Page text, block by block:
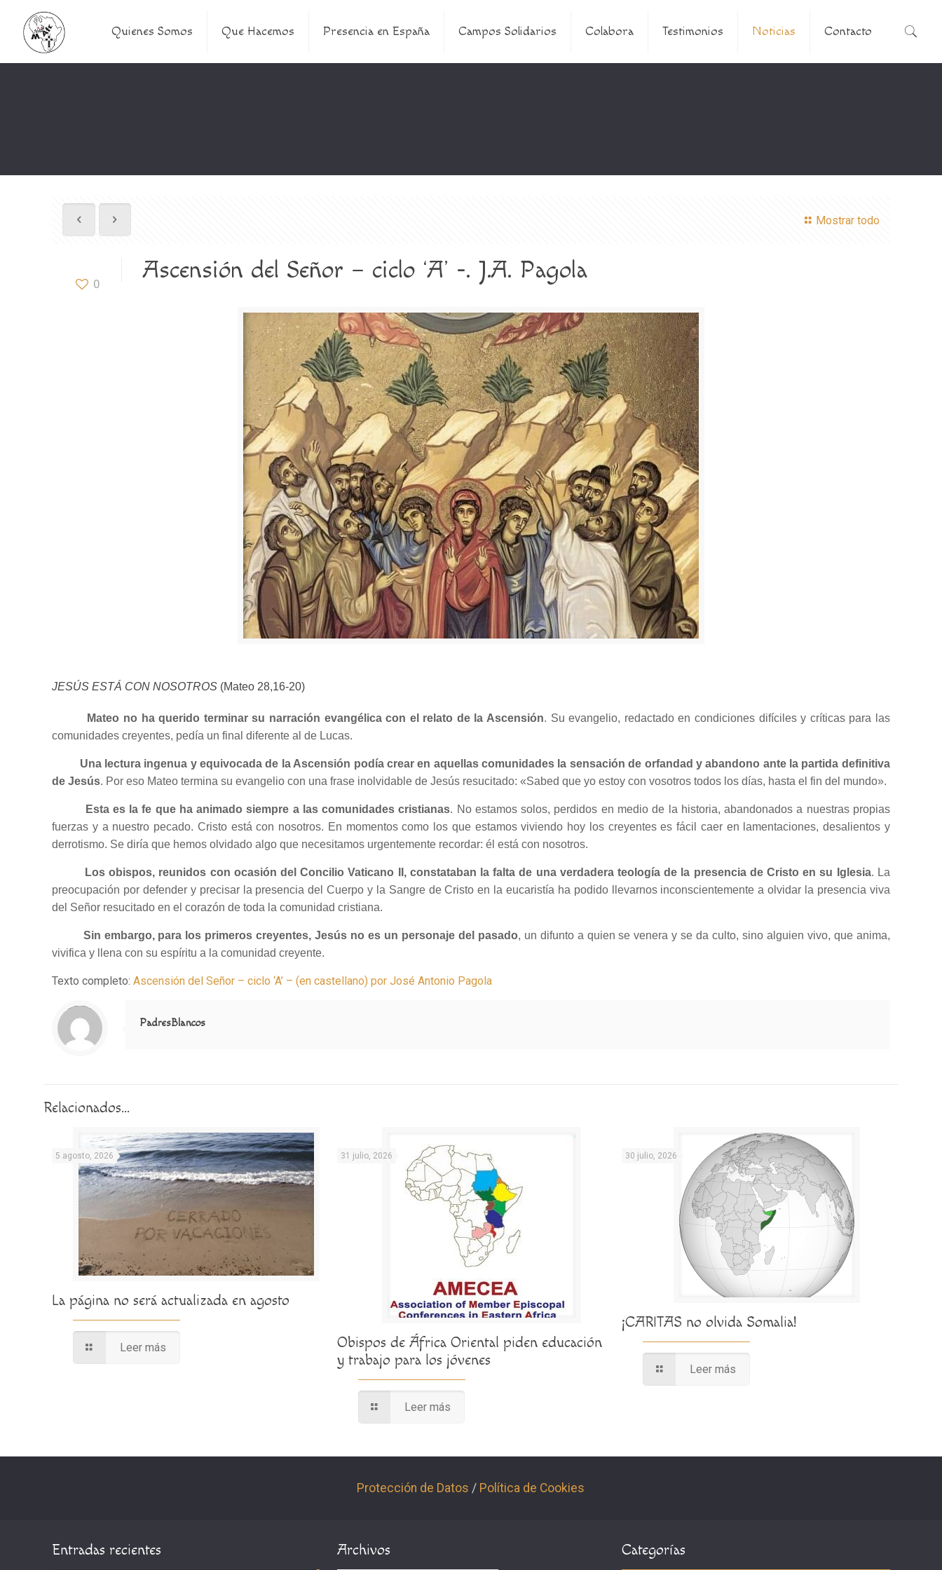
Quienes Somos Que Hacemos Presencia en España Campos Solidarios Colabora Testimonios Noticias Contacto
Mostrar todo
0 Ascensión del Señor – ciclo ‘A’ -. J.A. Pagola
JESÚS ESTÁ CON NOSOTROS (Mateo 28,16-20)
Mateo no ha querido terminar su narración evangélica con el relato de la Ascensión. Su evangelio, redactado en condiciones difíciles y críticas para las
comunidades creyentes, pedía un final diferente al de Lucas.
Una lectura ingenua y equivocada de la Ascensión podía crear en aquellas comunidades la sensación de orfandad y abandono ante la partida definitiva
de Jesús. Por eso Mateo termina su evangelio con una frase inolvidable de Jesús resucitado: «Sabed que yo estoy con vosotros todos los días, hasta el fin del mundo».
Esta es la fe que ha animado siempre a las comunidades cristianas. No estamos solos, perdidos en medio de la historia, abandonados a nuestras propias
fuerzas y a nuestro pecado. Cristo está con nosotros. En momentos como los que estamos viviendo hoy los creyentes es fácil caer en lamentaciones, desalientos y
derrotismo. Se diría que hemos olvidado algo que necesitamos urgentemente recordar: él está con nosotros.
Los obispos, reunidos con ocasión del Concilio Vaticano II, constataban la falta de una verdadera teología de la presencia de Cristo en su Iglesia. La
preocupación por defender y precisar la presencia del Cuerpo y la Sangre de Cristo en la eucaristía ha podido llevarnos inconscientemente a olvidar la presencia viva
del Señor resucitado en el corazón de toda la comunidad cristiana.
Sin embargo, para los primeros creyentes, Jesús no es un personaje del pasado, un difunto a quien se venera y se da culto, sino alguien vivo, que anima,
vivifica y llena con su espíritu a la comunidad creyente.
Texto completo:Ascensión del Señor – ciclo ‘A’ – (en castellano) por José Antonio Pagola
Notice
: Trying to access array offset on value of type null in
/home/misioner/public_html/padresblancos/themes/betheme/includes/content-single.php
on line
286
PadresBlancos
Relacionados...
5 agosto, 2026
La página no será actualizada en agosto
Leer más
31 julio, 2026
Obispos de África Oriental piden educación
y trabajo para los jóvenes
Leer más
30 julio, 2026
¡CARITAS no olvida Somalia!
Leer más
Protección de Datos / Política de Cookies
Entradas recientes Archivos Categorías